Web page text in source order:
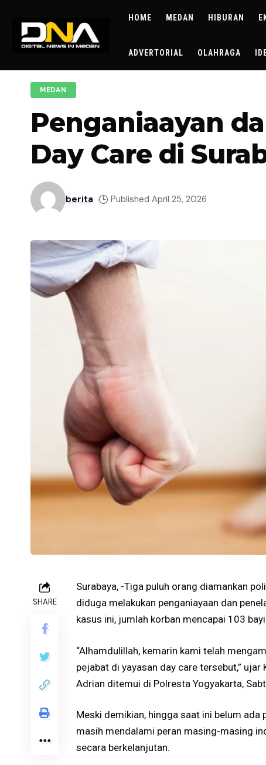
HOME MEDAN HIBURAN
ADVERTORIAL OLAHRAGA
MEDAN
Penganiaayan
Day Care di
berita Published April 25, 2026
SHARE
Surabaya, -Tiga puluh orang diamankan
diduga melakukan penganiayaan dan
kasus ini, jumlah korban mencapai 103
“Alhamdulillah, kemarin kami telah
pejabat di yayasan day care tersebut,”
Adrian ditemui di Polresta Yogyakarta,
Meski demikian, hingga saat ini belum
masih mendalami peran masing-masing
secara berkelanjutan.